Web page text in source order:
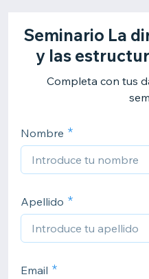
Seminario La
y las
Completa con tus
Nombre
Apellido
Email